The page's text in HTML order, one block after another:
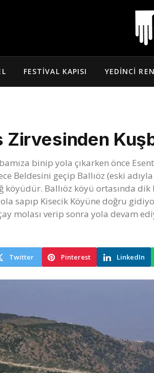
FESTIVAL KAPISI YEDINCI
Zirvesinden
binip yola çıkarken önce
Beldesini geçip Ballıöz (eski
Ballıöz köyü ortasında dik
sapıp Kisecik Köyüne doğru
molası verip sonra yola devam
Twitter Pinterest LinkedIn